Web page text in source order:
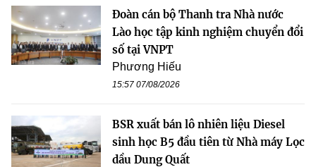
Đoàn cán bộ Thanh tra Nhà nước
Lào học tập kinh nghiệm chuyển đổi
số tại VNPT
Phương Hiếu
15:57 07/08/2026
BSR xuất bán lô nhiên liệu Diesel
sinh học B5 đầu tiên từ Nhà máy Lọc
dầu Dung Quất